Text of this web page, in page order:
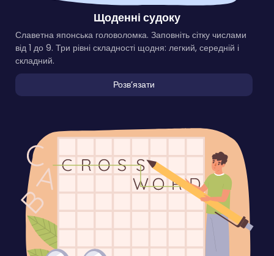
Щоденні судоку
Славетна японська головоломка. Заповніть сітку числами
від 1 до 9. Три рівні складності щодня: легкий, середній і
складний.
Розвʼязати